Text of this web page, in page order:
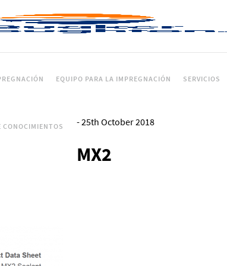
EQUIPO PARA LA IMPREGNACIÓN SERVICIOS
CONOCIMIENTOS -25th October 2018
MX2